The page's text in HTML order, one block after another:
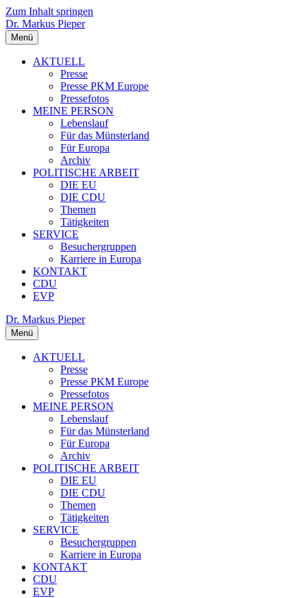
Zum Inhalt springen
Dr. Markus Pieper
Menü
AKTUELL
Presse
Presse PKM Europe
Pressefotos
MEINE PERSON
Lebenslauf
Für das Münsterland
Für Europa
Archiv
POLITISCHE ARBEIT
DIE EU
DIE CDU
Themen
Tätigkeiten
SERVICE
Besuchergruppen
Karriere in Europa
KONTAKT
CDU
EVP
Dr. Markus Pieper
Menü
AKTUELL
Presse
Presse PKM Europe
Pressefotos
MEINE PERSON
Lebenslauf
Für das Münsterland
Für Europa
Archiv
POLITISCHE ARBEIT
DIE EU
DIE CDU
Themen
Tätigkeiten
SERVICE
Besuchergruppen
Karriere in Europa
KONTAKT
CDU
EVP